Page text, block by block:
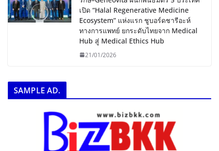
เปิด “Halal Regenerative Medicine
Ecosystem” แห่งแรก ชูบอร์ดชารีอะห์
ทางการแพทย์ ยกระดับไทยจาก Medical
Hub สู่ Medical Ethics Hub
21/01/2026
SAMPLE AD.